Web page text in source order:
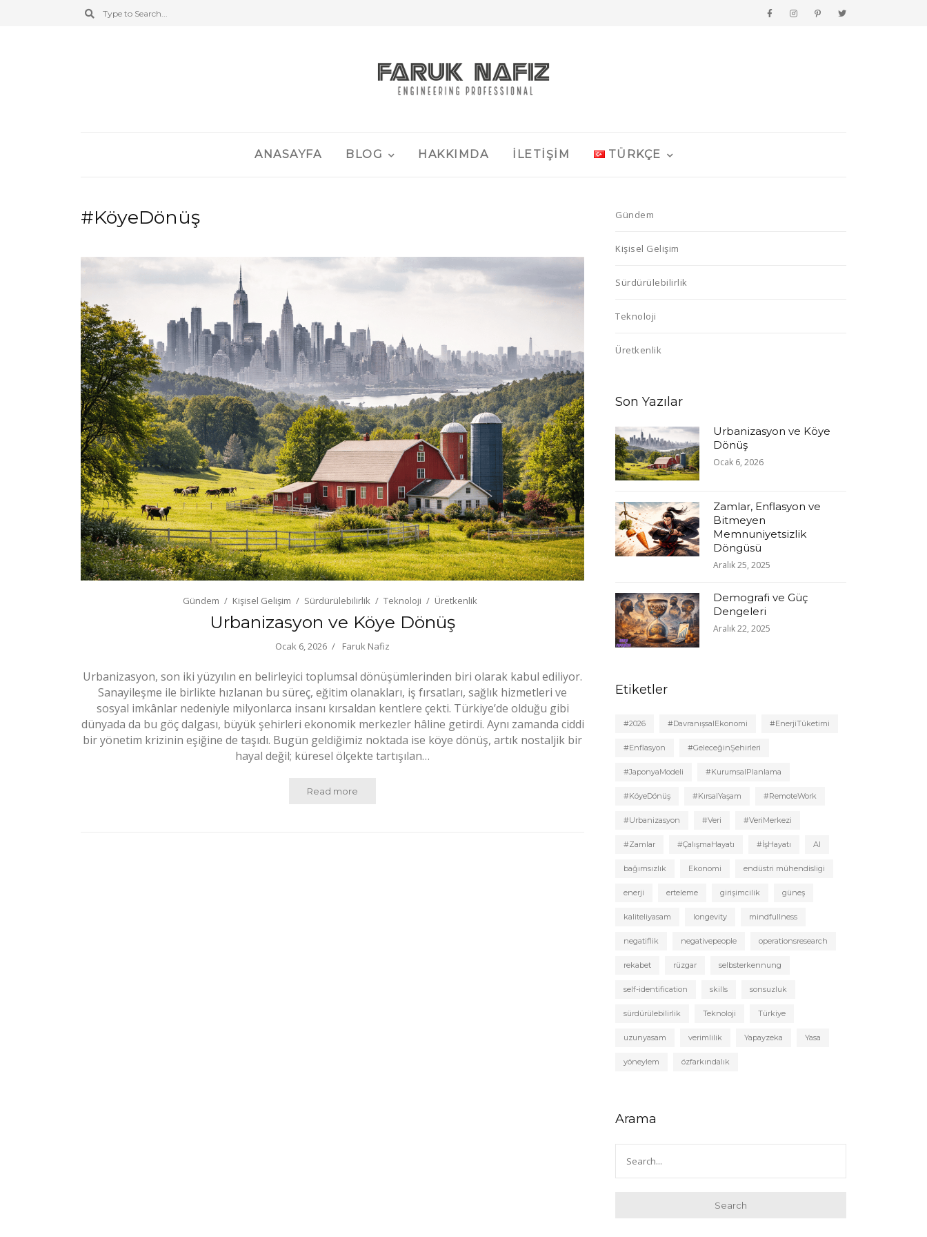
ANASAYFA BLOG HAKKIMDA İLETIŞIM TÜRKÇE
#KöyeDönüş
Gündem Kişisel Gelişim Sürdürülebilirlik Teknoloji Üretkenlik
Urbanizasyon ve Köye Dönüş
Ocak 6, 2026 Faruk Nafiz
Urbanizasyon, son iki yüzyılın en belirleyici toplumsal dönüşümlerinden biri olarak kabul ediliyor.
Sanayileşme ile birlikte hızlanan bu süreç, eğitim olanakları, iş fırsatları, sağlık hizmetleri ve
sosyal imkânlar nedeniyle milyonlarca insanı kırsaldan kentlere çekti. Türkiye’de olduğu gibi
dünyada da bu göç dalgası, büyük şehirleri ekonomik merkezler hâline getirdi. Aynı zamanda ciddi
bir yönetim krizinin eşiğine de taşıdı. Bugün geldiğimiz noktada ise köye dönüş, artık nostaljik bir
hayal değil; küresel ölçekte tartışılan…
Read more
Gündem
Kişisel Gelişim
Sürdürülebilirlik
Teknoloji
Üretkenlik
Son Yazılar
Urbanizasyon ve Köye
Dönüş
Ocak 6, 2026
Zamlar, Enflasyon ve
Bitmeyen
Memnuniyetsizlik
Döngüsü
Aralık 25, 2025
Demografi ve Güç
Dengeleri
Aralık 22, 2025
Etiketler
#2026 #DavranışsalEkonomi #EnerjiTüketimi
#Enflasyon #GeleceğinŞehirleri
#JaponyaModeli #KurumsalPlanlama
#KöyeDönüş #KırsalYaşam #RemoteWork
#Urbanizasyon #Veri #VeriMerkezi
#Zamlar #ÇalışmaHayatı #İşHayatı AI
bağımsızlık Ekonomi endüstri mühendisligi
enerji erteleme girişimcilik güneş
kaliteliyasam longevity mindfullness
negatiflik negativepeople operationsresearch
rekabet rüzgar selbsterkennung
self-identification skills sonsuzluk
sürdürülebilirlik Teknoloji Türkiye
uzunyasam verimlilik Yapayzeka Yasa
yöneylem özfarkındalık
Arama
Search